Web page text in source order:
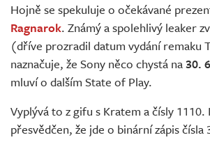
Hojně se spekuluje o očekávané
Ragnarok. Známý a spolehlivý leaker
(dříve prozradil datum vydání remaku
naznačuje, že Sony něco chystá na30.
mluví o dalším State of Play.
Vyplývá to z gifu s Kratem a čísly
přesvědčen, že jde o binární zápis čísla